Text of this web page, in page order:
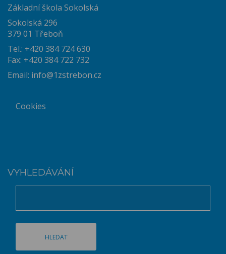
Základní škola Sokolská
Sokolská 296
379 01 Třeboň
Tel.: +420 384 724 630
Fax: +420 384 722 732
Email: info@1zstrebon.cz
Cookies
VYHLEDÁVÁNÍ